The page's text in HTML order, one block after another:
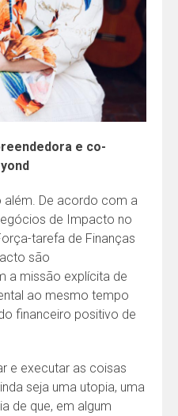
e co-
De acordo com a
de Impacto no
tarefa de Finanças
são
a missão explícita de
ao mesmo tempo
financeiro positivo de
e executar as coisas
seja uma utopia, uma
de que, em algum